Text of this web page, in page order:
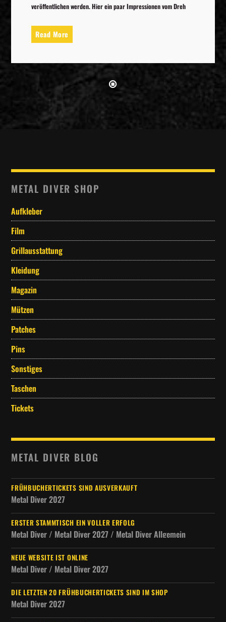
veröffentlichen werden. Hier ein paar Impressionen vom Dreh
Read More
METAL DIVER SHOP
Aufkleber
Film
Grillausstattung
Kleidung
Magazin
Mützen
Patches
Pins
Sonstiges
Taschen
Tickets
METAL DIVER BLOG
FRÜHBUCHERTICKETS SIND AUSVERKAUFT
Metal Diver 2027
ERSTER STAMMTISCH EIN VOLLER ERFOLG
Metal Diver / Metal Diver 2027 / Metal Diver Allgemein
NEUE WEBSITE IST ONLINE
Metal Diver / Metal Diver 2027
DIE LETZTEN 20 FRÜHBUCHERTICKETS SIND IM SHOP
Metal Diver 2027